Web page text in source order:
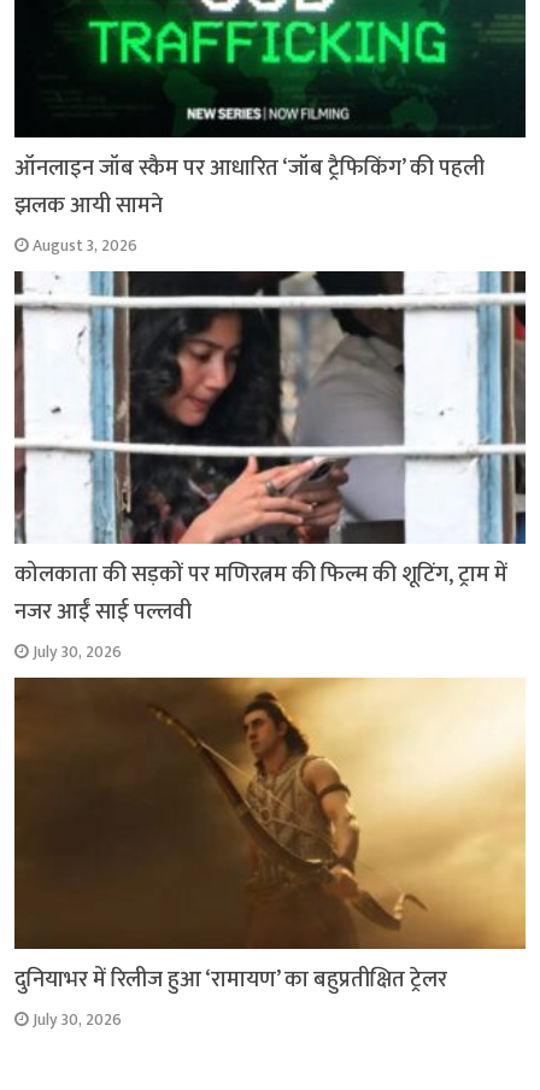
ऑनलाइन जॉब स्कैम पर आधारित ‘जॉब ट्रैफिकिंग’ की पहली
झलक आयी सामने
August 3, 2026
कोलकाता की सड़कों पर मणिरत्नम की फिल्म की शूटिंग, ट्राम में
नजर आईं साई पल्लवी
July 30, 2026
दुनियाभर में रिलीज हुआ ‘रामायण’ का बहुप्रतीक्षित ट्रेलर
July 30, 2026